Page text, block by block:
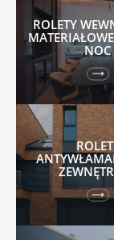
ROLETY
NOC